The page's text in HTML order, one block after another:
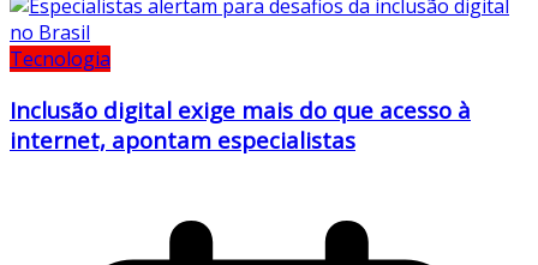
Tecnologia
Inclusão digital exige mais do que acesso à
internet, apontam especialistas